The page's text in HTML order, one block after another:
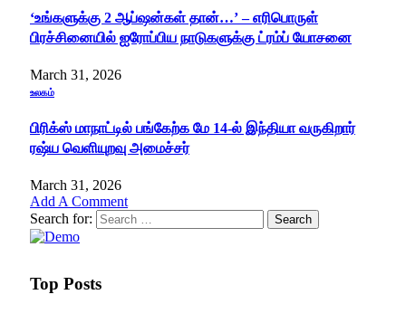
‘உங்களுக்கு 2 ஆப்ஷன்கள் தான்…’ – எரிபொருள்
பிரச்சினையில் ஐரோப்பிய நாடுகளுக்கு ட்ரம்ப் யோசனை
March 31, 2026
உலகம்
பிரிக்ஸ் மாநாட்டில் பங்கேற்க மே 14-ல் இந்தியா வருகிறார்
ரஷ்ய வெளியுறவு அமைச்சர்
March 31, 2026
Add A Comment
Search for:
Top Posts